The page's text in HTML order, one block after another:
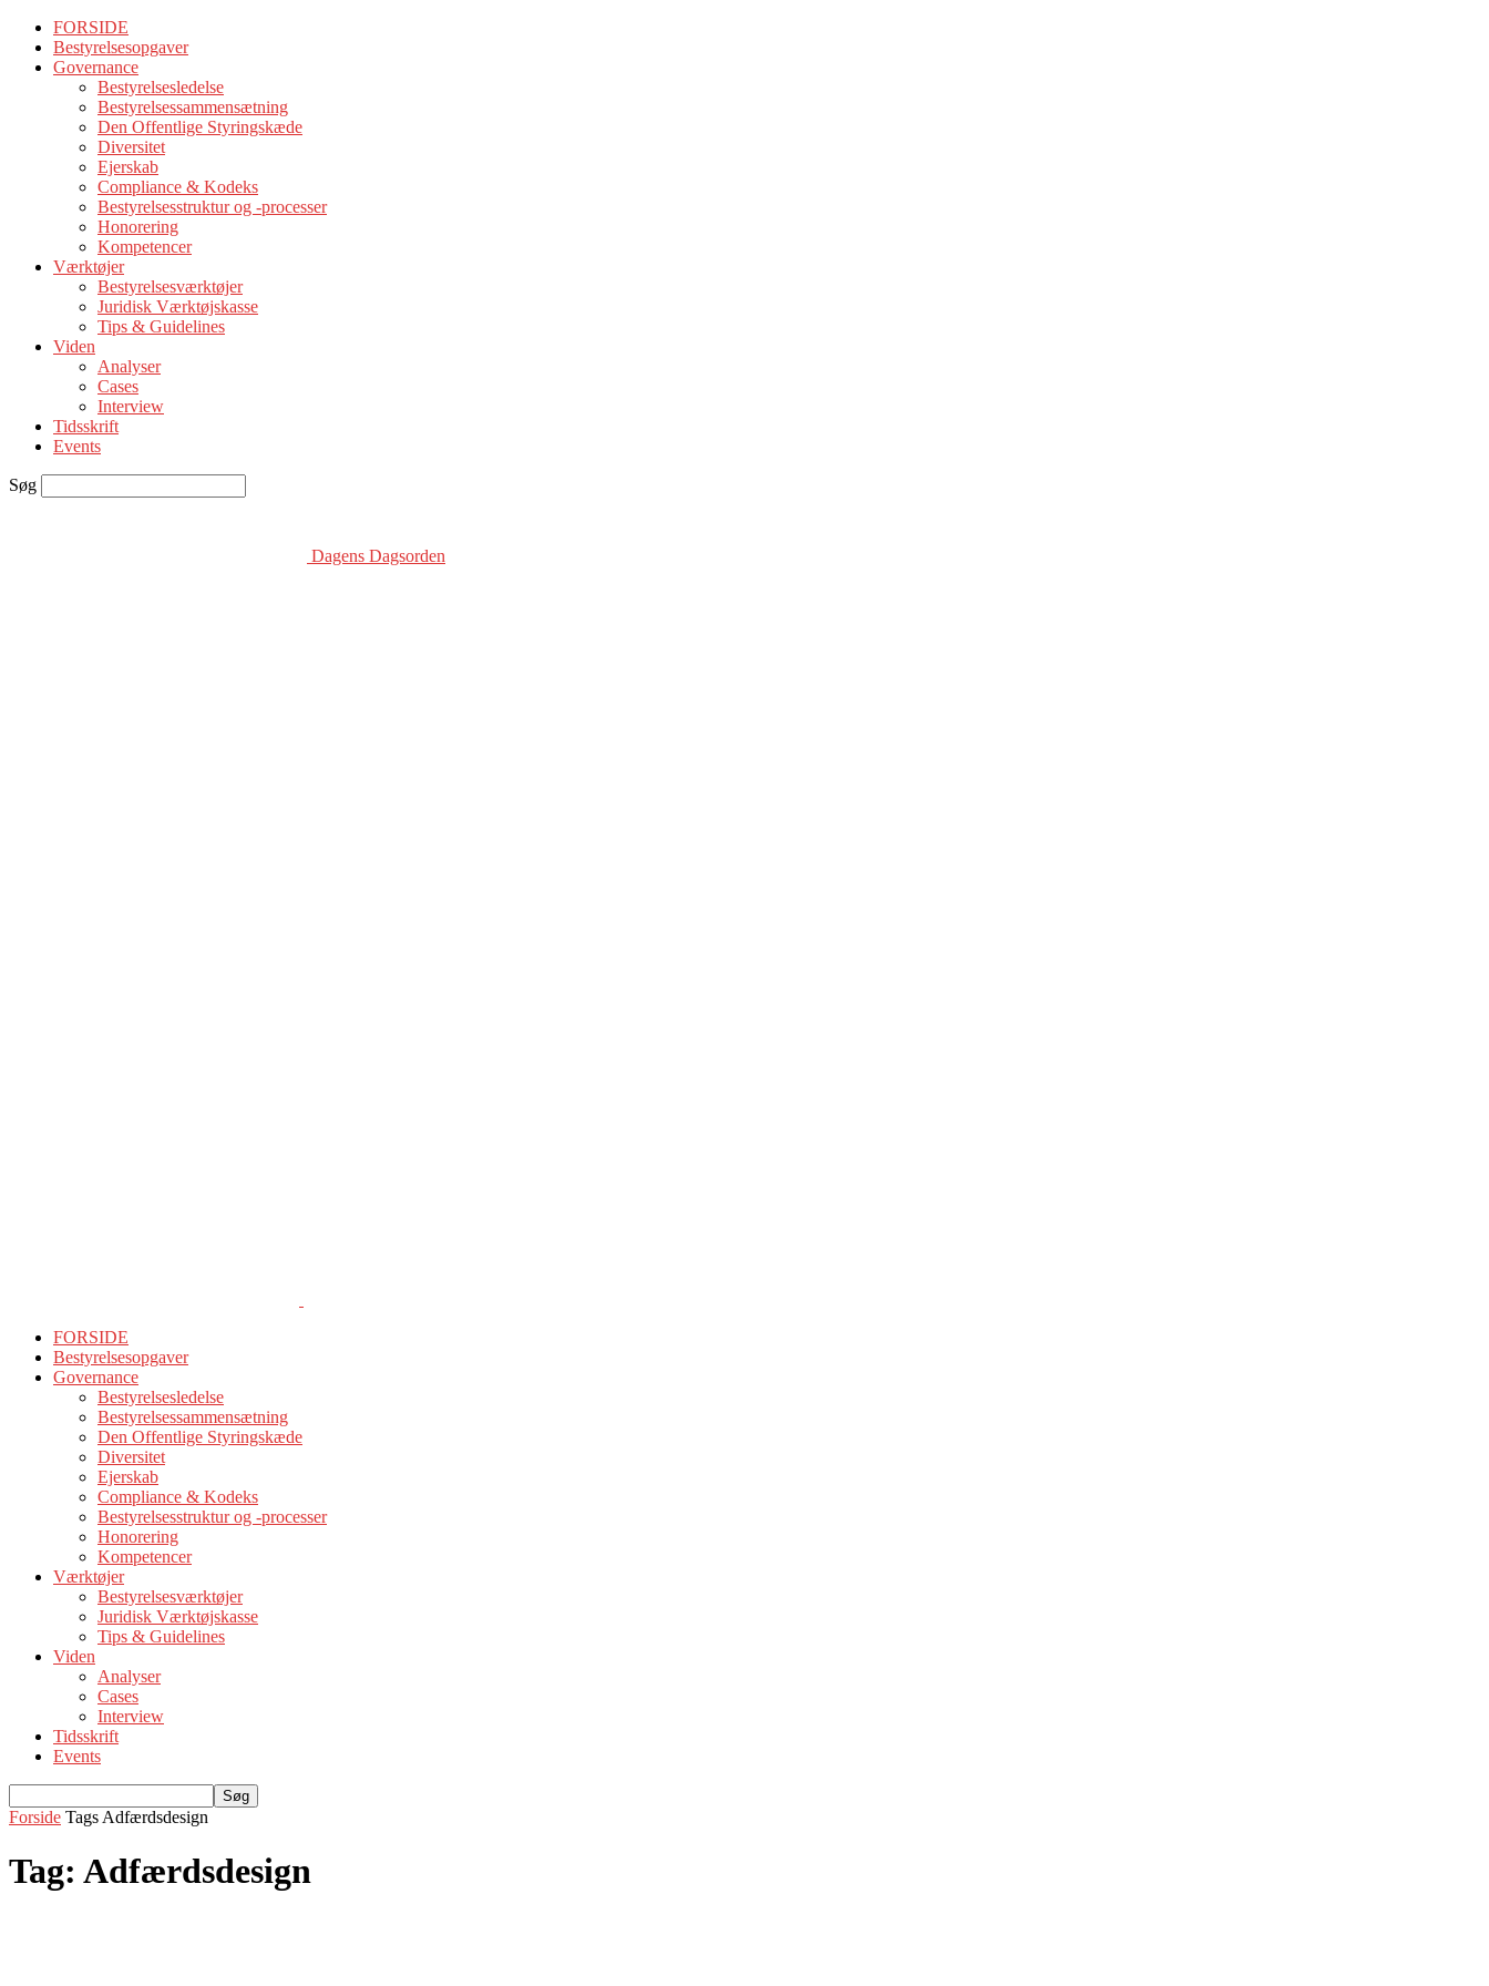
FORSIDE
Bestyrelsesopgaver
Governance
Bestyrelsesledelse
Bestyrelsessammensætning
Den Offentlige Styringskæde
Diversitet
Ejerskab
Compliance & Kodeks
Bestyrelsesstruktur og -processer
Honorering
Kompetencer
Værktøjer
Bestyrelsesværktøjer
Juridisk Værktøjskasse
Tips & Guidelines
Viden
Analyser
Cases
Interview
Tidsskrift
Events
Søg
Dagens Dagsorden
FORSIDE
Bestyrelsesopgaver
Governance
Bestyrelsesledelse
Bestyrelsessammensætning
Den Offentlige Styringskæde
Diversitet
Ejerskab
Compliance & Kodeks
Bestyrelsesstruktur og -processer
Honorering
Kompetencer
Værktøjer
Bestyrelsesværktøjer
Juridisk Værktøjskasse
Tips & Guidelines
Viden
Analyser
Cases
Interview
Tidsskrift
Events
Forside Tags Adfærdsdesign
Tag: Adfærdsdesign